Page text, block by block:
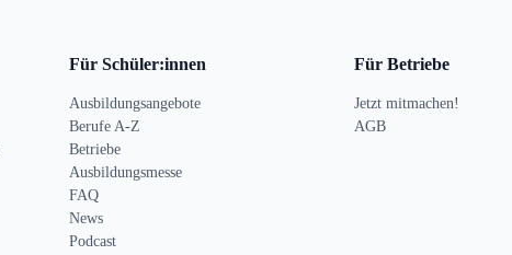
Für Schüler:innen
Ausbildungsangebote
Berufe A-Z
Betriebe
Ausbildungsmesse
FAQ
News
Podcast
Für Betriebe
Jetzt mitmachen!
AGB